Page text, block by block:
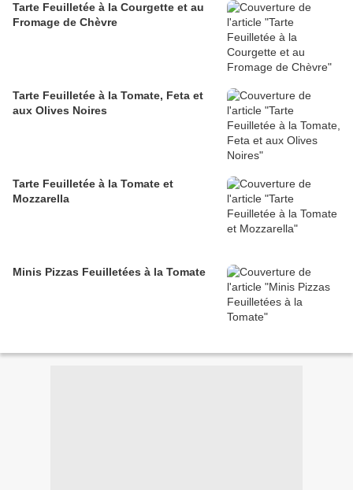
Tarte Feuilletée à la Courgette et au
Fromage de Chèvre
Tarte Feuilletée à la Tomate, Feta et
aux Olives Noires
Tarte Feuilletée à la Tomate et
Mozzarella
Minis Pizzas Feuilletées à la Tomate